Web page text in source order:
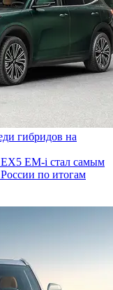
гибридов на
EM-i стал самым
по итогам